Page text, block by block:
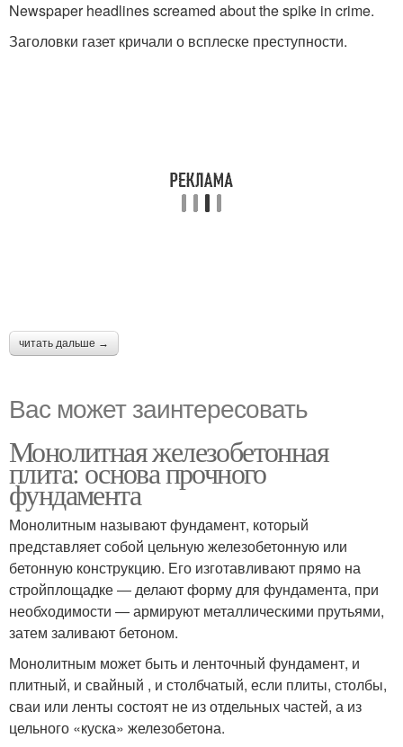
Newspaper headlines screamed about the spike in crime.
Заголовки газет кричали о всплеске преступности.
читать дальше →
Вас может заинтересовать
Монолитная железобетонная
плита: основа прочного
фундамента
Монолитным называют фундамент, который
представляет собой цельную железобетонную или
бетонную конструкцию. Его изготавливают прямо на
стройплощадке ― делают форму для фундамента, при
необходимости ― армируют металлическими прутьями,
затем заливают бетоном.
Монолитным может быть и ленточный фундамент, и
плитный, и свайный , и столбчатый, если плиты, столбы,
сваи или ленты состоят не из отдельных частей, а из
цельного «куска» железобетона.